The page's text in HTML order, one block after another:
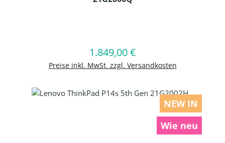
Regulärer Preis:
1.849,00 €
Preise inkl. MwSt. zzgl. Versandkosten
In den Warenkorb
NEW IN
Wie neu